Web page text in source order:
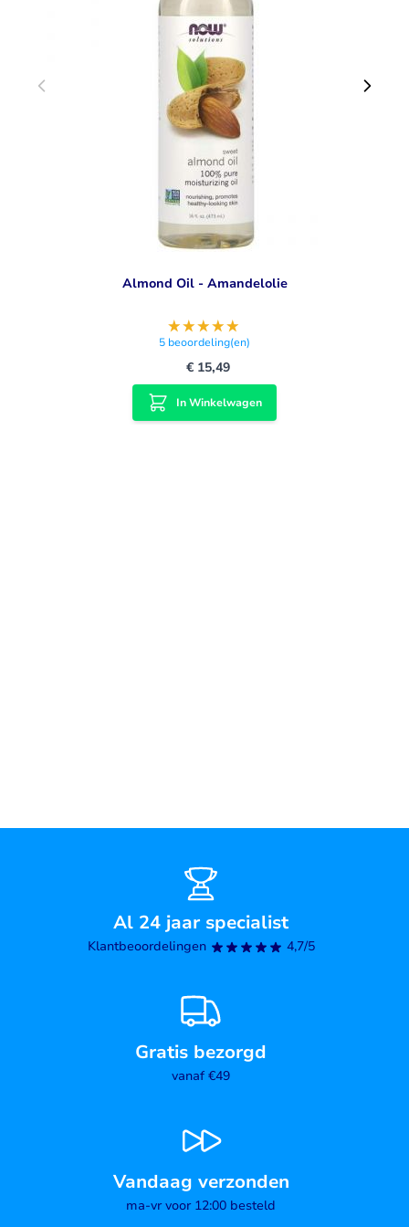
Almond Oil - Amandelolie
5 beoordeling(en)
€ 15,49
In Winkelwagen
Al 24 jaar specialist
Klantbeoordelingen 4,7/5
Gratis bezorgd
vanaf €49
Vandaag verzonden
ma-vr voor 12:00 besteld